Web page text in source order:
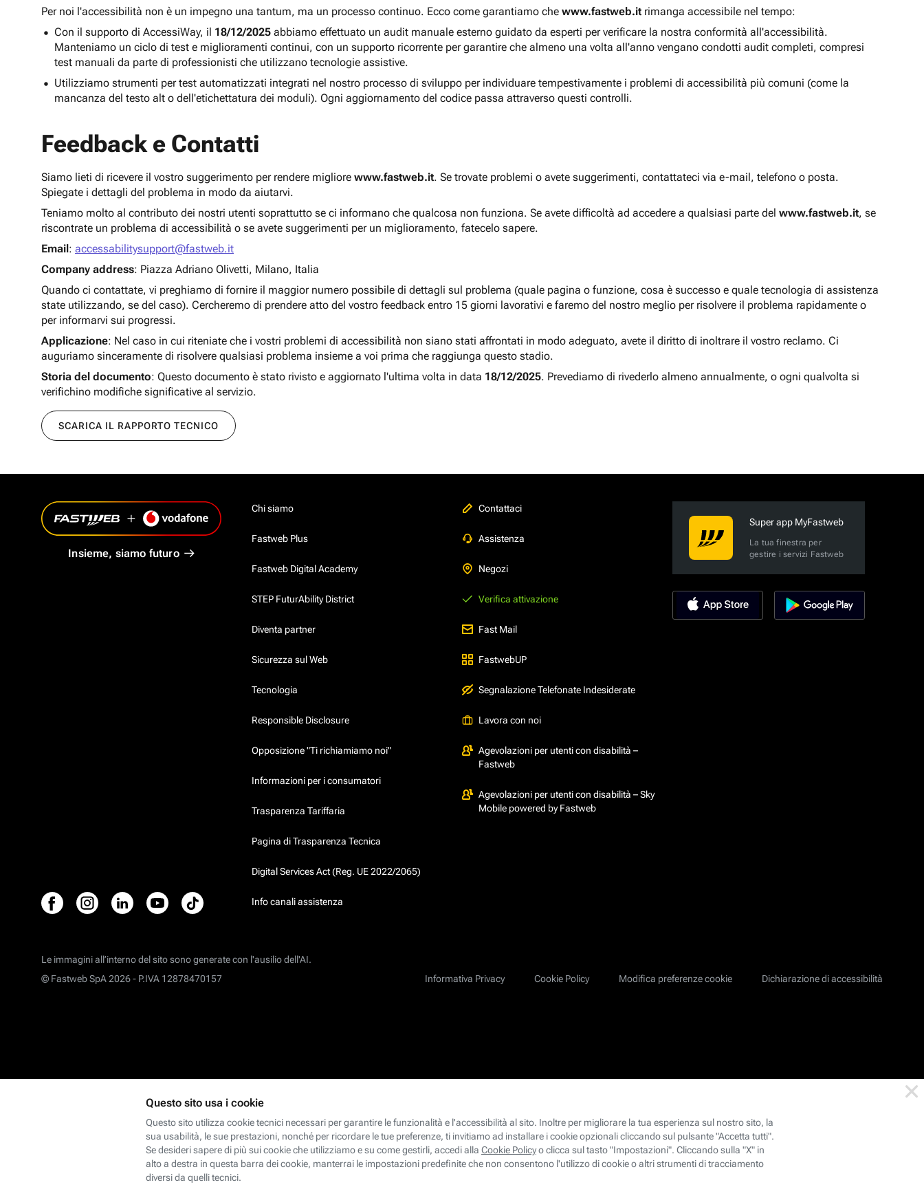
Per noi l'accessibilità non è un impegno una tantum, ma un processo continuo. Ecco come garantiamo che www.fastweb.it rimanga accessibile nel tempo:
Con il supporto di AccessiWay, il 18/12/2025 abbiamo effettuato un audit manuale esterno guidato da esperti per verificare la nostra conformità all'accessibilità.
Manteniamo un ciclo di test e miglioramenti continui, con un supporto ricorrente per garantire che almeno una volta all'anno vengano condotti audit completi, compresi
test manuali da parte di professionisti che utilizzano tecnologie assistive.
Utilizziamo strumenti per test automatizzati integrati nel nostro processo di sviluppo per individuare tempestivamente i problemi di accessibilità più comuni (come la
mancanza del testo alt o dell'etichettatura dei moduli). Ogni aggiornamento del codice passa attraverso questi controlli.
Feedback e Contatti
Siamo lieti di ricevere il vostro suggerimento per rendere migliore www.fastweb.it. Se trovate problemi o avete suggerimenti, contattateci via e-mail, telefono o posta.
Spiegate i dettagli del problema in modo da aiutarvi.
Teniamo molto al contributo dei nostri utenti soprattutto se ci informano che qualcosa non funziona. Se avete difficoltà ad accedere a qualsiasi parte del www.fastweb.it, se
riscontrate un problema di accessibilità o se avete suggerimenti per un miglioramento, fatecelo sapere.
Email: accessabilitysupport@fastweb.it
Company address: Piazza Adriano Olivetti, Milano, Italia
Quando ci contattate, vi preghiamo di fornire il maggior numero possibile di dettagli sul problema (quale pagina o funzione, cosa è successo e quale tecnologia di assistenza
state utilizzando, se del caso). Cercheremo di prendere atto del vostro feedback entro 15 giorni lavorativi e faremo del nostro meglio per risolvere il problema rapidamente o
per informarvi sui progressi.
Applicazione: Nel caso in cui riteniate che i vostri problemi di accessibilità non siano stati affrontati in modo adeguato, avete il diritto di inoltrare il vostro reclamo. Ci
auguriamo sinceramente di risolvere qualsiasi problema insieme a voi prima che raggiunga questo stadio.
Storia del documento: Questo documento è stato rivisto e aggiornato l'ultima volta in data 18/12/2025. Prevediamo di rivederlo almeno annualmente, o ogni qualvolta si
verifichino modifiche significative al servizio.
SCARICA IL RAPPORTO TECNICO
Insieme, siamo futuro
Chi siamo
Fastweb Plus
Fastweb Digital Academy
STEP FuturAbility District
Diventa partner
Sicurezza sul Web
Tecnologia
Responsible Disclosure
Opposizione "Ti richiamiamo noi"
Informazioni per i consumatori
Trasparenza Tariffaria
Pagina di Trasparenza Tecnica
Digital Services Act (Reg. UE 2022/2065)
Info canali assistenza
Contattaci
Assistenza
Negozi
Verifica attivazione
Fast Mail
FastwebUP
Segnalazione Telefonate Indesiderate
Lavora con noi
Agevolazioni per utenti con disabilità –
Fastweb
Agevolazioni per utenti con disabilità – Sky
Mobile powered by Fastweb
Super app MyFastweb
La tua finestra per
gestire i servizi Fastweb
Le immagini all’interno del sito sono generate con l'ausilio dell'AI.
Informativa Privacy
Cookie Policy Modifica preferenze cookie Dichiarazione di accessibilità
© Fastweb SpA 2026 - P.IVA 12878470157